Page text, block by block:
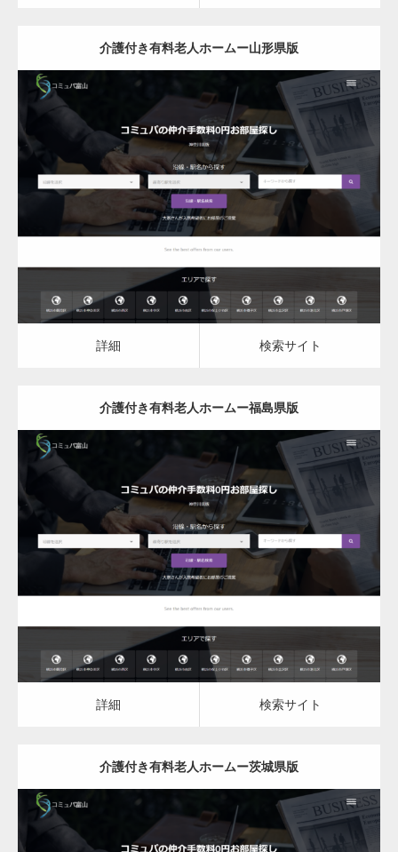
介護付き有料老人ホームー山形県版
更新日： 2023.03.08
介護付き有料老人ホーム
詳細 検索サイト
詳細 検索サイト
介護付き有料老人ホームー福島県版
更新日： 2023.03.08
介護付き有料老人ホーム
詳細 検索サイト
詳細 検索サイト
介護付き有料老人ホームー茨城県版
変幻自在、あらゆる業種に対応可能な新しい
カスタム投稿タイプ実…
一般社団法人高齢者支援協会がコミュパ.com